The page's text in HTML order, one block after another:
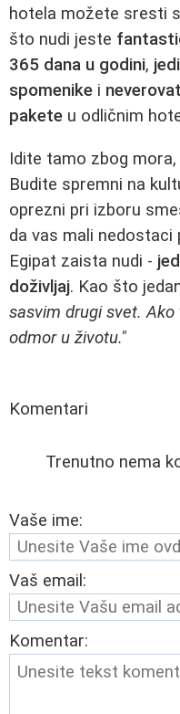
hotela možete sresti
što nudi jeste
365 dana u godini,
spomenike i
pakete u odličnim
Idite tamo zbog
Budite spremni na
oprezni pri izboru
da vas mali
Egipat zaista nudi -
doživljaj. Kao što
sasvim drugi svet.
odmor u životu."
Komentari
Trenutno nema
Vaše ime:
Vaš email:
Komentar: